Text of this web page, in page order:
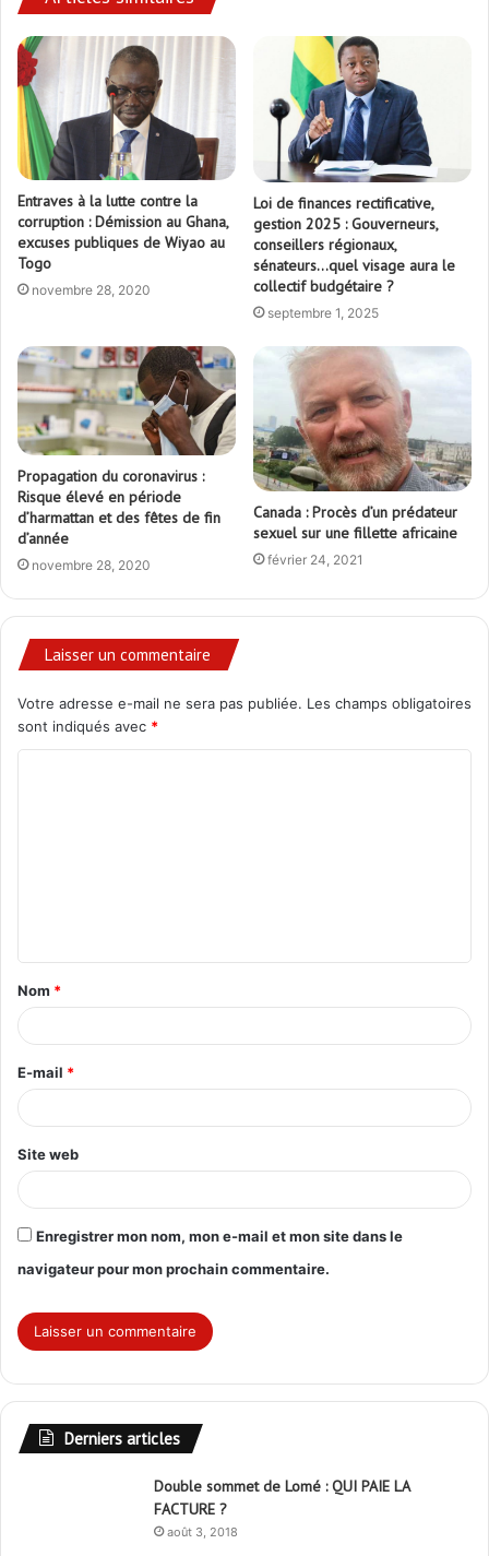
Entraves à la lutte contre la
corruption : Démission au Ghana,
excuses publiques de Wiyao au
Togo
novembre 28, 2020
Loi de finances rectificative,
gestion 2025 : Gouverneurs,
conseillers régionaux,
sénateurs…quel visage aura le
collectif budgétaire ?
septembre 1, 2025
Propagation du coronavirus :
Risque élevé en période
d’harmattan et des fêtes de fin
d’année
novembre 28, 2020
Canada : Procès d’un prédateur
sexuel sur une fillette africaine
février 24, 2021
Laisser un commentaire
Votre adresse e-mail ne sera pas publiée. Les champs obligatoires
sont indiqués avec *
t
a
e
*
Nom *
E-mail *
Site web
Enregistrer mon nom, mon e-mail et mon site dans le
navigateur pour mon prochain commentaire.
Derniers articles
Double sommet de Lomé : QUI PAIE LA
FACTURE ?
août 3, 2018